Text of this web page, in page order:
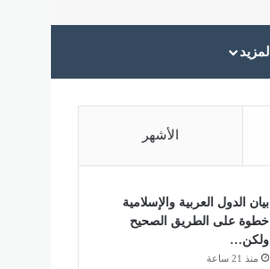
المزيد
الأشهر
بيان الدول العربية والإسلامية
خطوة على الطريق الصحيح
ولكن…
منذ 21 ساعة